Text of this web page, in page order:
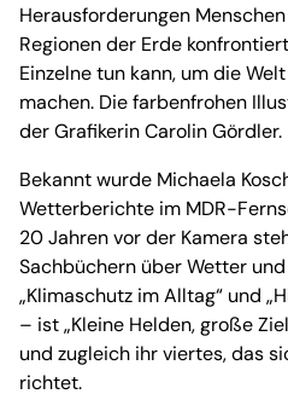
Herausforderungen
Regionen der Erde
Einzelne tun kann, um die
machen. Die farbenfrohen
der Grafikerin Carolin Gördler.
Bekannt wurde Michaela
Wetterberichte im MDR-
20 Jahren vor der Kamera
Sachbüchern über Wetter
„Klimaschutz im Alltag“ und
– ist „Kleine Helden, große
und zugleich ihr viertes, das
richtet.